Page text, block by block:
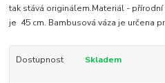
tak stává originálem.Materiál -
je 45 cm. Bambusová váza je určena
Dostupnost Skladem